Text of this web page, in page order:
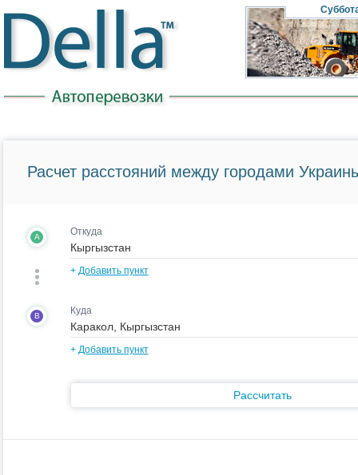
Расчет расстояний между городами
A Откуда
+ Добавить пункт
B Куда
+ Добавить пункт
Рассчитать